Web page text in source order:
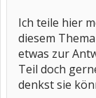
Ich teile hier
diesem
etwas zur
Teil doch
denkst sie